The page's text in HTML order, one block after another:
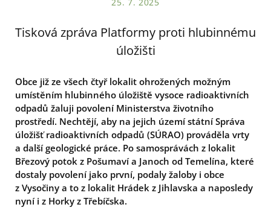
25. 7. 2025
Tisková zpráva Platformy proti hlubinnému
úložišti
Obce již ze všech čtyř lokalit ohrožených možným
umístěním hlubinného úložiště vysoce radioaktivních
odpadů žaluji povolení Ministerstva životního
prostředí. Nechtějí, aby na jejich území státní Správa
úložišť radioaktivních odpadů (SÚRAO) prováděla vrty
a další geologické práce. Po samosprávách z lokalit
Březový potok z Pošumaví a Janoch od Temelína, které
dostaly povolení jako první, podaly žaloby i obce
z Vysočiny a to z lokalit Hrádek z Jihlavska a naposledy
nyní i z Horky z Třebíčska.